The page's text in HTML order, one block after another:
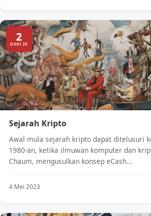
2
DARI 20
Sejarah Kripto
Awal mula sejarah kripto dapat ditelusuri
1980-an, ketika ilmuwan komputer dan
Chaum, mengusulkan konsep eCash...
4 Mei 2023